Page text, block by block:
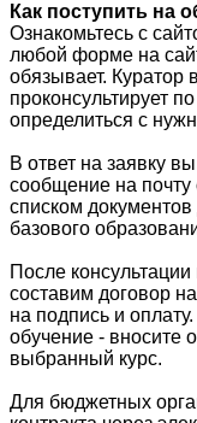
Как поступить на
Ознакомьтесь с
любой форме на
обязывает. Куратор
проконсультирует
определиться с
В ответ на заявку
сообщение на почту
списком
базового
После
составим договор
на подпись и
обучение - вносите
выбранный курс.
Для бюджетных